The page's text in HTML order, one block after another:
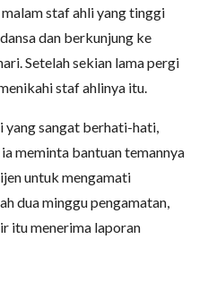
staf ahli yang tinggi
dan berkunjung ke
Setelah sekian lama pergi
staf ahlinya itu.
yang sangat berhati-hati,
meminta bantuan temannya
untuk mengamati
dua minggu pengamatan,
itu menerima laporan